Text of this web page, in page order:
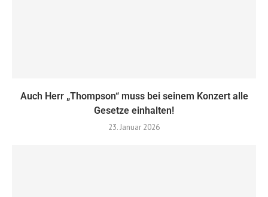
Auch Herr „Thompson“ muss bei seinem Konzert alle
Gesetze einhalten!
23. Januar 2026